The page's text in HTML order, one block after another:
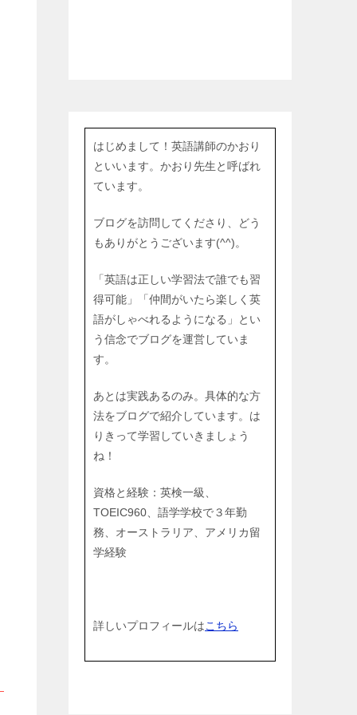
はじめまして！英語講師のかおり
といいます。かおり先生と呼ばれ
ています。
ブログを訪問してくださり、どう
もありがとうございます(^^)。
「英語は正しい学習法で誰でも習
得可能」「仲間がいたら楽しく英
語がしゃべれるようになる」とい
う信念でブログを運営していま
す。
あとは実践あるのみ。具体的な方
法をブログで紹介しています。は
りきって学習していきましょう
ね！
資格と経験：英検一級、
TOEIC960、語学学校で３年勤
務、オーストラリア、アメリカ留
学経験
詳しいプロフィールはこちら